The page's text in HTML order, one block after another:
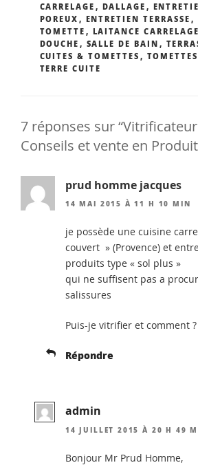
CARRELAGE , DALLAGE ,
POREUX , ENTRETIEN TERRASSE ,
TOMETTE , LAITANCE CARRELAGE
DOUCHE , SALLE DE BAIN ,
CUITES & TOMETTES , TOMETTES
TERRE CUITE
7 réponses sur
Conseils et vente en
prud homme jacques
14 MAI 2015 À 11 H 10 MIN
je possède une cuisine
couvert » (Provence) et
produits type « sol plus »
qui ne suffisent pas a
salissures
Puis-je vitrifier et comment
Répondre
admin
14 JUILLET 2015 À 20 H 49
Bonjour Mr Prud Homme,